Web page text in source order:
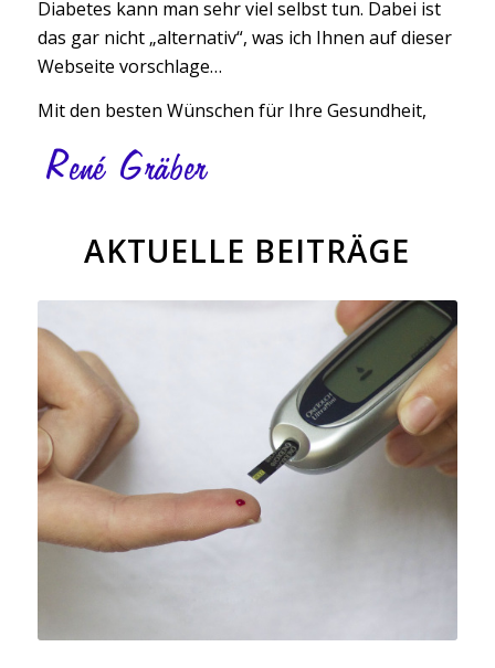
Diabetes kann man sehr viel selbst tun. Dabei ist
das gar nicht „alternativ“, was ich Ihnen auf dieser
Webseite vorschlage…
Mit den besten Wünschen für Ihre Gesundheit,
AKTUELLE BEITRÄGE